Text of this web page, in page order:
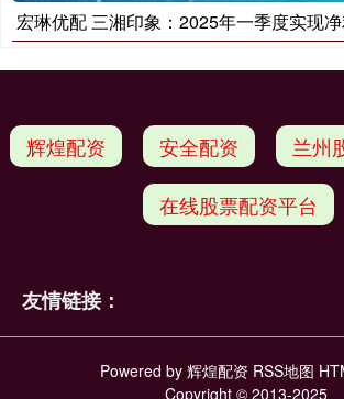
宏琳优配 三湘印象：2025年一季度实现
辉煌配资 安全配资 兰州
在线股票配资平台
友情链接：
Powered by 辉煌配资 RSS地图
Copyright © 2013-2025